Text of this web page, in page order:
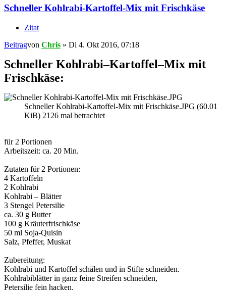
Schneller Kohlrabi-Kartoffel-Mix mit Frischkäse
Zitat
Beitragvon Chris » Di 4. Okt 2016, 07:18
Schneller Kohlrabi–Kartoffel–Mix mit
Frischkäse:
Schneller Kohlrabi-Kartoffel-Mix mit Frischkäse.JPG (60.01
KiB) 2126 mal betrachtet
für 2 Portionen
Arbeitszeit: ca. 20 Min.
Zutaten für 2 Portionen:
4 Kartoffeln
2 Kohlrabi
Kohlrabi – Blätter
3 Stengel Petersilie
ca. 30 g Butter
100 g Kräuterfrischkäse
50 ml Soja-Quisin
Salz, Pfeffer, Muskat
Zubereitung:
Kohlrabi und Kartoffel schälen und in Stifte schneiden.
Kohlrabiblätter in ganz feine Streifen schneiden,
Petersilie fein hacken.